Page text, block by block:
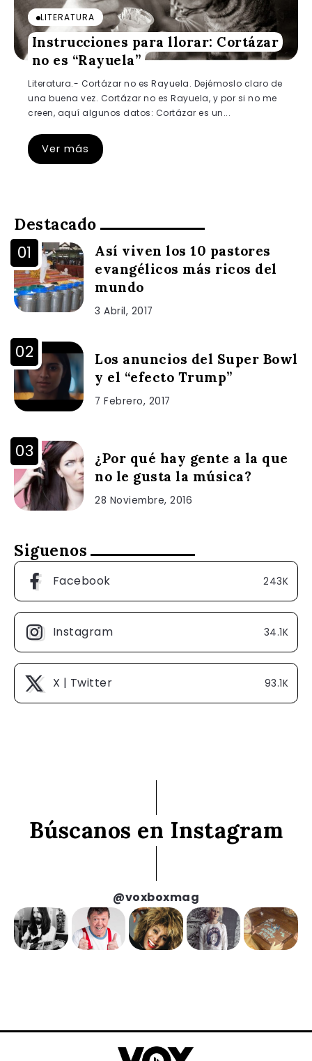
LITERATURA
Instrucciones para llorar: Cortázar
no es “Rayuela”
Literatura.- Cortázar no es Rayuela. Dejémoslo claro de
una buena vez. Cortázar no es Rayuela, y por si no me
creen, aquí algunos datos: Cortázar es un...
Ver más
Destacado
Así viven los 10 pastores
evangélicos más ricos del
mundo
3 Abril, 2017
Los anuncios del Super Bowl
y el “efecto Trump”
7 Febrero, 2017
¿Por qué hay gente a la que
no le gusta la música?
28 Noviembre, 2016
Siguenos
Facebook 243K
Instagram 34.1K
X | Twitter 93.1K
Búscanos en Instagram
@voxboxmag